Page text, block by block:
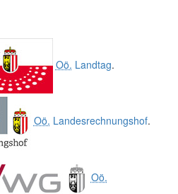
Oö. Landtag.
Oö. Landesrechnungshof.
Oö.